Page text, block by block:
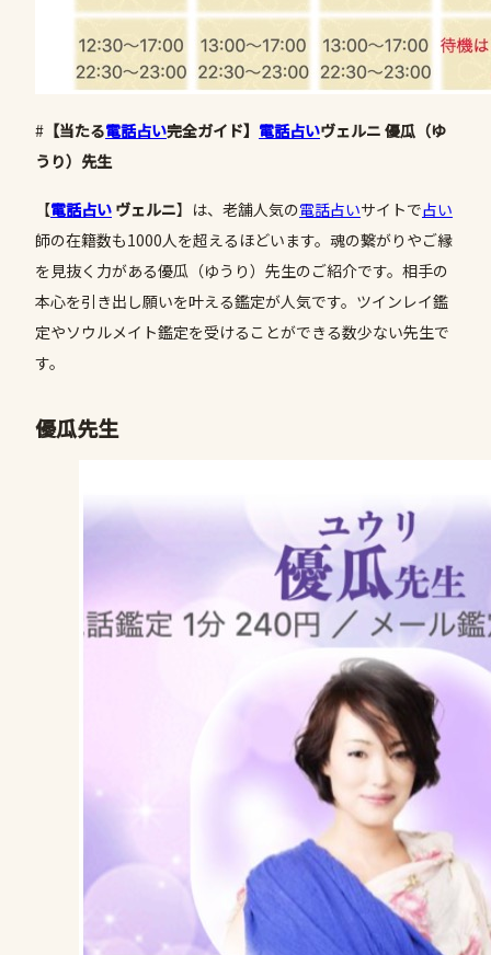
# 【当たる電話占い完全ガイド】 電話占いヴェルニ 優瓜（ゆ
うり）先生
【電話占い ヴェルニ】は、老舗人気の電話占いサイトで占い
師の在籍数も1000人を超えるほどいます。魂の繋がりやご縁
を見抜く力がある優瓜（ゆうり）先生のご紹介です。相手の
本心を引き出し願いを叶える鑑定が人気です。ツインレイ鑑
定やソウルメイト鑑定を受けることができる数少ない先生で
す。
優瓜先生